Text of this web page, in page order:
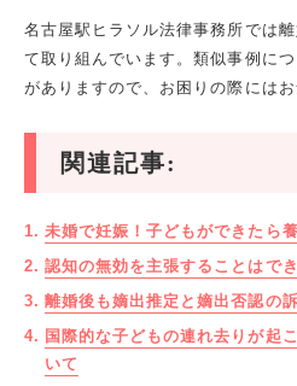
名古屋駅ヒラソル法律事務所では
て取り組んでいます。類似事例に
がありますので、お困りの際にはお
関連記事:
未婚で妊娠！子どもができたら
認知の無効を主張することはで
離婚後も嫡出推定と嫡出否認の
国際的な子どもの連れ去りが起
いて